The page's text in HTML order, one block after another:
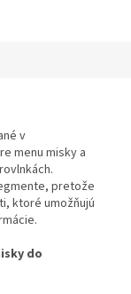
v
menu misky a
pretože
ktoré umožňujú
do